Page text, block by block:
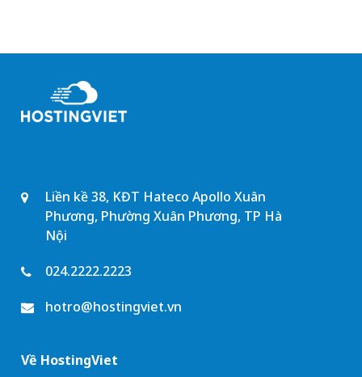
Liền kề 38, KĐT Hateco Apollo Xuân
Phương, Phường Xuân Phương, TP Hà
Nội
024.2222.2223
hotro@hostingviet.vn
Về HostingViet